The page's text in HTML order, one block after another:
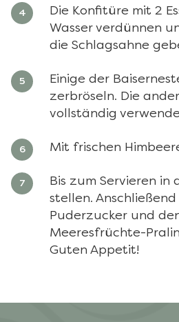
Die Konfitüre mit 2
Wasser verdünnen
die Schlagsahne
Einige der
zerbröseln. Die
vollständig
Mit frischen
Bis zum Servieren in
stellen.
Puderzucker und
Meeresfrüchte-
Guten Appetit!